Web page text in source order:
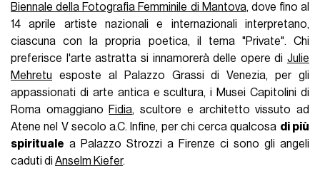
Biennale della Fotografia Femminile di Mantova, dove fino al
14 aprile artiste nazionali e internazionali interpretano,
ciascuna con la propria poetica, il tema "Private". Chi
preferisce l'arte astratta si innamorerà delle opere di Julie
Mehretu esposte al Palazzo Grassi di Venezia, per gli
appassionati di arte antica e scultura, i Musei Capitolini di
Roma omaggiano Fidia, scultore e architetto vissuto ad
Atene nel V secolo a.C. Infine, per chi cerca qualcosa di più
spirituale a Palazzo Strozzi a Firenze ci sono gli angeli
caduti diAnselm Kiefer.